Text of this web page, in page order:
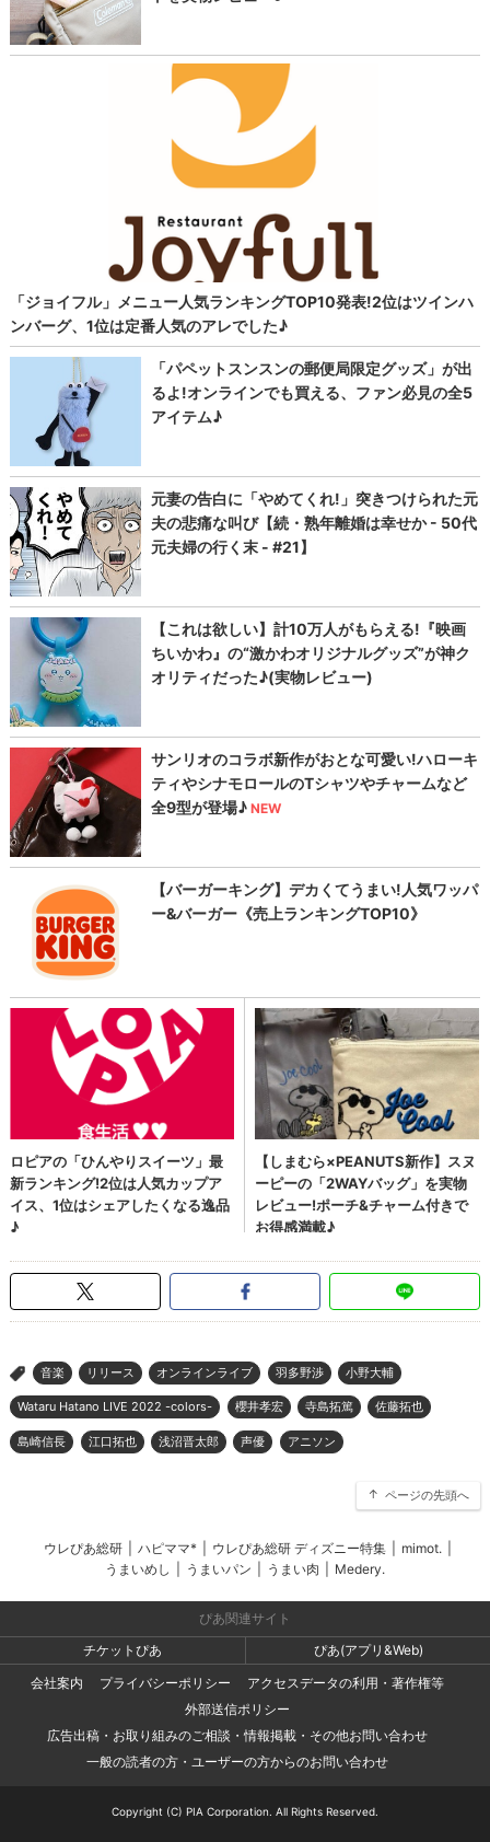
> 音楽 リリース オンラインライブ 羽多野渉 小野大輔
Wataru Hatano LIVE 2022 -colors- 櫻井孝宏 寺島拓篤 佐藤拓也
島崎信長 江口拓也 浅沼晋太郎 声優 アニソン
ページの先頭へ
ウレぴあ総研 ハピママ* ウレぴあ総研 ディズニー特集 mimot.
うまいめし
うまいパン うまい肉 Medery.
ぴあ関連サイト
チケットぴあ
ぴあ(アプリ&Web)
会社案内
プライバシーポリシー
アクセスデータの利用・著作権等
外部送信ポリシー
広告出稿・お取り組みのご相談・情報掲載・その他お問い合わせ
一般の読者の方・ユーザーの方からのお問い合わせ
Copyright (C) PIA Corporation. All Rights Reserved.